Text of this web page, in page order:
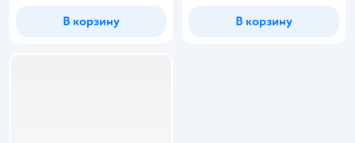
В корзину В корзину